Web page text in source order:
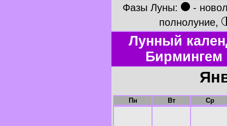
Фазы Луны: ● -
полнолуние,
Лунный
Бирмингем
Пн Вт Ср